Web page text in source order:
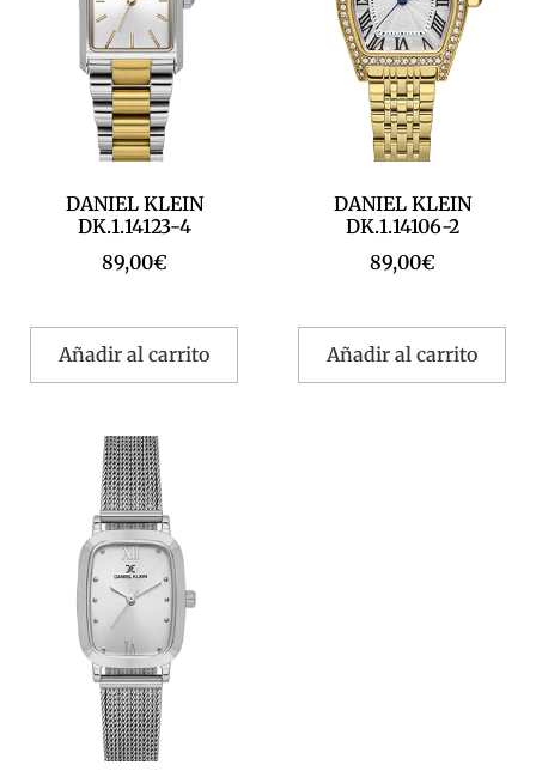
DANIEL KLEIN
DK.1.14123-4
89,00€
Añadir al carrito
DANIEL KLEIN
DK.1.14106-2
89,00€
Añadir al carrito